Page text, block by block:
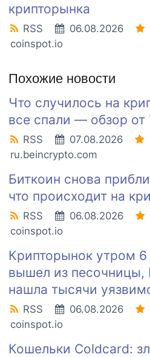
крипторынка
RSS 06.08.2026
coinspot.io
Похожие новости
Что случилось на
все спали — обзор от
RSS 07.08.2026
ru.beincrypto.com
Биткоин снова
что происходит на
RSS 06.08.2026
coinspot.io
Крипторынок утром
вышел из песочницы,
нашла тысячи
RSS 06.08.2026
coinspot.io
Кошельки Coldcard: